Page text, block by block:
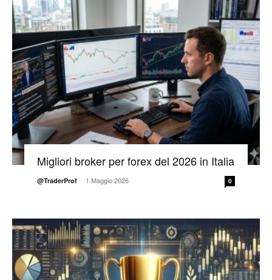
Migliori broker per forex del 2026 in Italia
@TraderProf - 1 Maggio 2026 0